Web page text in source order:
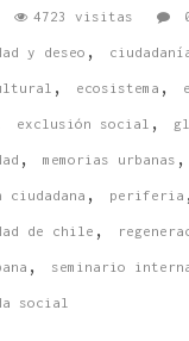
4723 visitas
y deseo ,
, ecosistema ,
exclusión social ,
, memorias urbanas ,
, periferia
de chile ,
, seminario
social